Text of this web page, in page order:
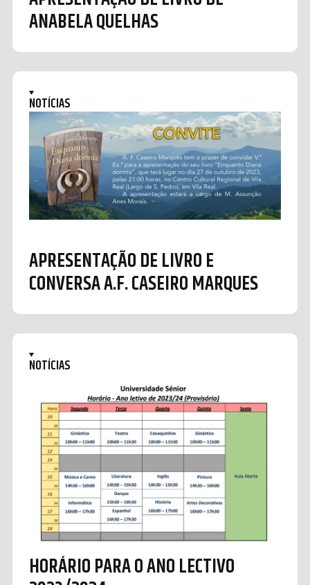
ANABELA QUELHAS
NOTÍCIAS
APRESENTAÇÃO DE LIVRO E
CONVERSA A.F. CASEIRO MARQUES
NOTÍCIAS
HORÁRIO PARA O ANO LECTIVO